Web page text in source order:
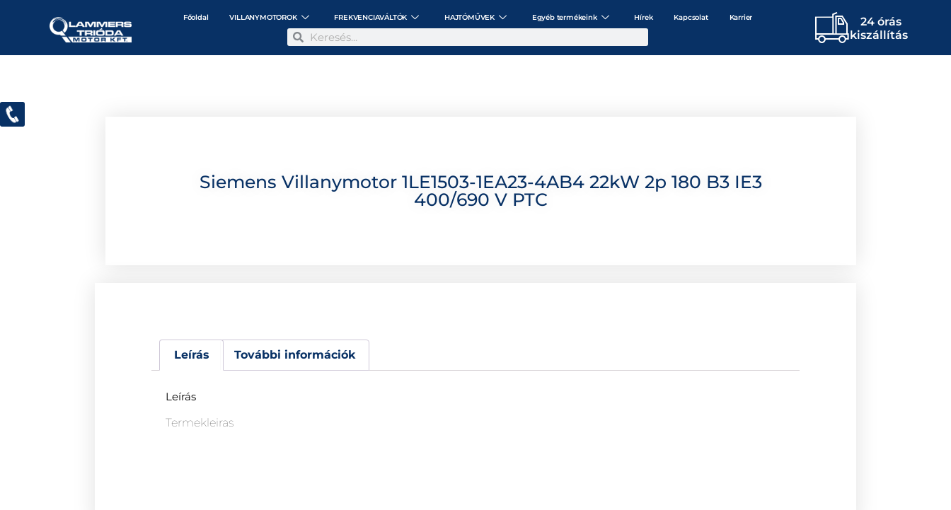
Főoldal VILLANYMOTOROK FREKVENCIAVÁLTÓK HAJTÓMŰVEK Egyéb termékeink Hírek Kapcsolat Karrier
24 órás
kiszállítás
Siemens Villanymotor 1LE1503-1EA23-4AB4 22kW 2p 180 B3 IE3
400/690 V PTC
Leírás További információk
Leírás
Termekleiras